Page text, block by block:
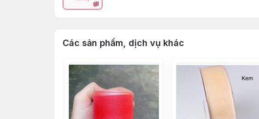
Các sản phẩm, dịch vụ khác